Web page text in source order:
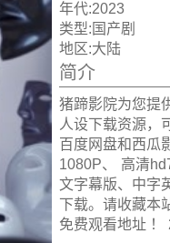
年代:2023
类型: 国产剧
地区:大陆
简介
猪蹄影院为您提
人设下载资源，
百度网盘和西瓜
1080P、 高清
文字幕版、中字
下载。请收藏本
免费观看地址 ！